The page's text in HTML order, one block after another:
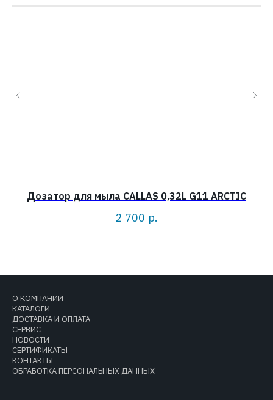
Дозатор для мыла CALLAS 0,32L G11 ARCTIC
2 700 р.
О КОМПАНИИ
КАТАЛОГИ
ДОСТАВКА И ОПЛАТА
СЕРВИС
НОВОСТИ
СЕРТИФИКАТЫ
КОНТАКТЫ
ОБРАБОТКА ПЕРСОНАЛЬНЫХ ДАННЫХ